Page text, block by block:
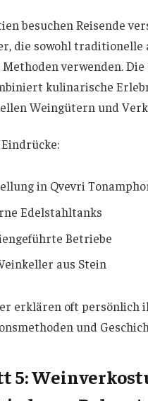
besuchen Reisende
die sowohl traditionelle
verwenden. Die
kulinarische
Weingütern und
in Qvevri
Edelstahltanks
Betriebe
aus Stein
erklären oft persönlich
und
5: